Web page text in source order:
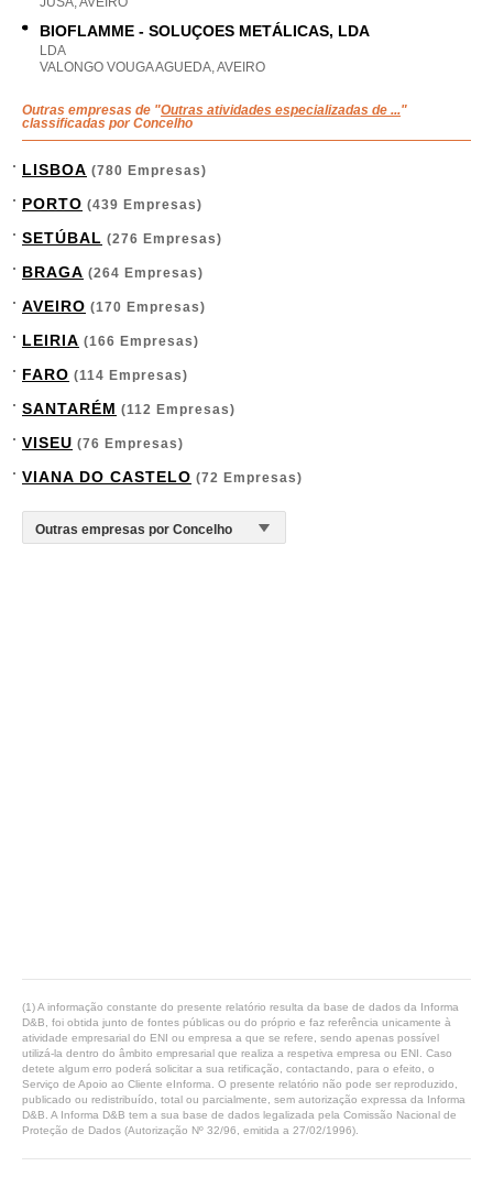
BIOFLAMME - SOLUÇOES METÁLICAS, LDA
LDA
VALONGO VOUGA AGUEDA, AVEIRO
Outras empresas de "Outras atividades especializadas de ..."
classificadas por Concelho
LISBOA (780 Empresas)
PORTO (439 Empresas)
SETÚBAL (276 Empresas)
BRAGA (264 Empresas)
AVEIRO (170 Empresas)
LEIRIA (166 Empresas)
FARO (114 Empresas)
SANTARÉM (112 Empresas)
VISEU (76 Empresas)
VIANA DO CASTELO (72 Empresas)
(1) A informação constante do presente relatório resulta da base de dados da Informa
D&B, foi obtida junto de fontes públicas ou do próprio e faz referência unicamente à
atividade empresarial do ENI ou empresa a que se refere, sendo apenas possível
utilizá-la dentro do âmbito empresarial que realiza a respetiva empresa ou ENI. Caso
detete algum erro poderá solicitar a sua retificação, contactando, para o efeito, o
Serviço de Apoio ao Cliente eInforma. O presente relatório não pode ser reproduzido,
publicado ou redistribuído, total ou parcialmente, sem autorização expressa da Informa
D&B. A Informa D&B tem a sua base de dados legalizada pela Comissão Nacional de
Proteção de Dados (Autorização Nº 32/96, emitida a 27/02/1996).